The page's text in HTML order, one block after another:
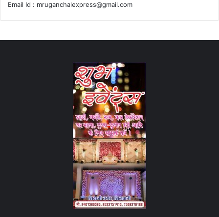
Email Id : mruganchalexpress@gmail.com